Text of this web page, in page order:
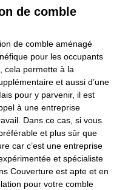
de comble
de comble aménagé
pour les occupants
cela permette à la
et aussi d’une
pour y parvenir, il est
à une entreprise
Dans ce cas, si vous
et plus sûr que
car c’est une entreprise
et spécialiste
Couverture est apte et en
pour votre comble